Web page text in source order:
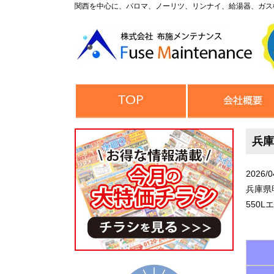
関西を中心に、パロマ、ノーリツ、リンナイ、給湯器、ガ
兵
2026/
兵庫県
550L